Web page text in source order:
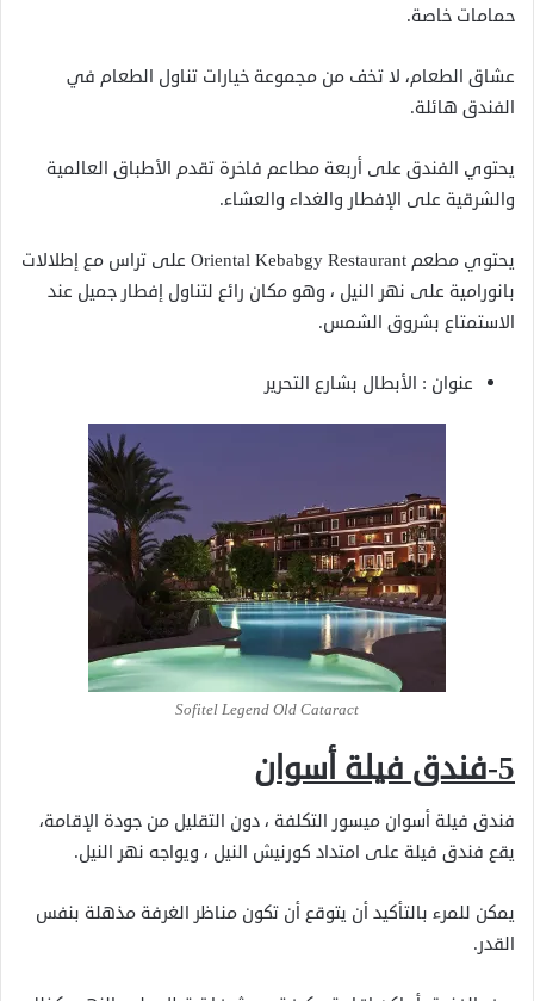
حمامات خاصة.
عشاق الطعام، لا تخف من مجموعة خيارات تناول الطعام في
الفندق هائلة.
يحتوي الفندق على أربعة مطاعم فاخرة تقدم الأطباق العالمية
والشرقية على الإفطار والغداء والعشاء.
يحتوي مطعم Oriental Kebabgy Restaurant على تراس مع إطلالات
بانورامية على نهر النيل ، وهو مكان رائع لتناول إفطار جميل عند
الاستمتاع بشروق الشمس.
عنوان : الأبطال بشارع التحرير
Sofitel Legend Old Cataract
5-فندق فيلة أسوان
فندق فيلة أسوان ميسور التكلفة ، دون التقليل من جودة الإقامة،
يقع فندق فيلة على امتداد كورنيش النيل ، ويواجه نهر النيل.
يمكن للمرء بالتأكيد أن يتوقع أن تكون مناظر الغرفة مذهلة بنفس
القدر.